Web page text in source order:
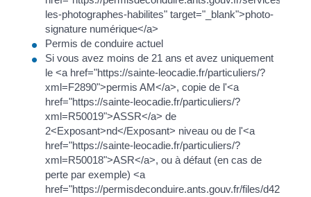
les-photographes-habilites" target="_blank">photo-
signature numérique</a>
Permis de conduire actuel
Si vous avez moins de 21 ans et avez uniquement
le <a href="https://sainte-leocadie.fr/particuliers/?
xml=F2890">permis AM</a>, copie de l'<a
href="https://sainte-leocadie.fr/particuliers/?
xml=R50019">ASSR</a> de
2<Exposant>nd</Exposant> niveau ou de l'<a
href="https://sainte-leocadie.fr/particuliers/?
xml=R50018">ASR</a>, ou à défaut (en cas de
perte par exemple) <a
href="https://permisdeconduire.ants.gouv.fr/files/d42a20d9-